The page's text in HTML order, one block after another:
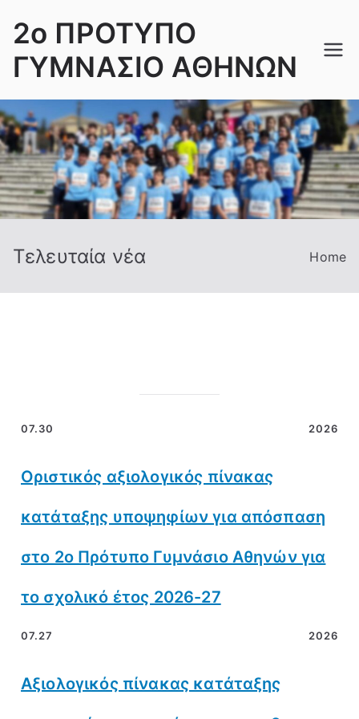
content
2ο ΠΡΟΤΥΠΟ
ΓΥΜΝΑΣΙΟ ΑΘΗΝΩΝ
Τελευταία νέα Home
07.30 2026
Οριστικός αξιολογικός πίνακας
κατάταξης υποψηφίων για απόσπαση
στο 2ο Πρότυπο Γυμνάσιο Αθηνών για
το σχολικό έτος 2026-27
07.27 2026
Αξιολογικός πίνακας κατάταξης